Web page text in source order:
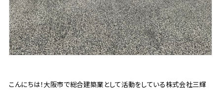
こんにちは！大阪市で総合建築業として活動をしている株式会社三輝